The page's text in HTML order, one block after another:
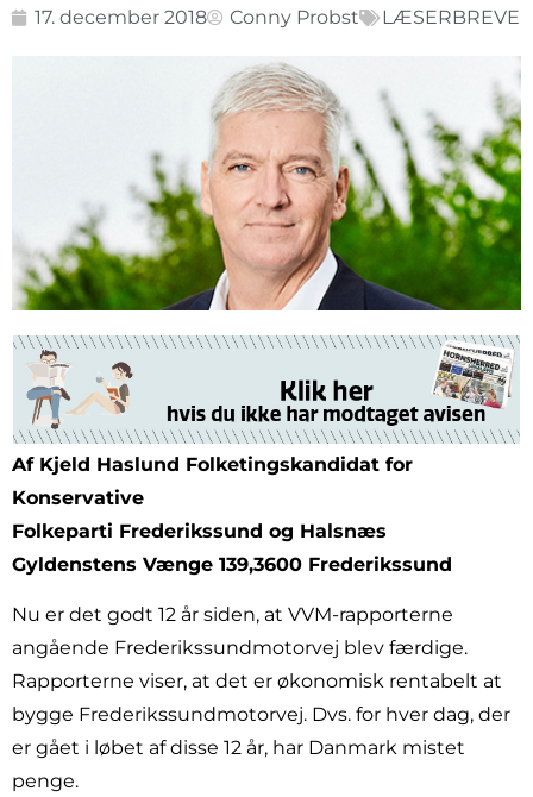
17. december 2018 Conny Probst LÆSERBREVE
Af Kjeld Haslund Folketingskandidat for
Konservative
Folkeparti Frederikssund og Halsnæs
Gyldenstens Vænge 139,3600 Frederikssund
Nu er det godt 12 år siden, at VVM-rapporterne
angående Frederikssundmotorvej blev færdige.
Rapporterne viser, at det er økonomisk rentabelt at
bygge Frederikssundmotorvej. Dvs. for hver dag, der
er gået i løbet af disse 12 år, har Danmark mistet
penge.